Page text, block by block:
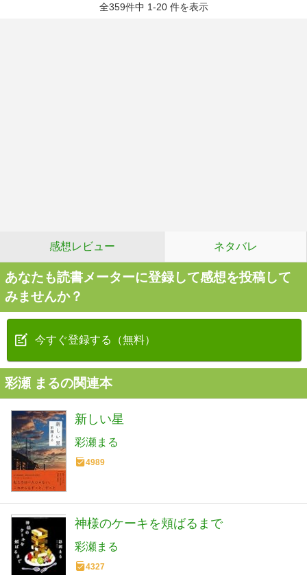
全359件中 1-20 件を表示
感想レビュー ネタバレ
あなたも読書メーターに登録して感想を投稿して
みませんか？
今すぐ登録する（無料）
彩瀬 まるの関連本
新しい星
彩瀬まる
4989
神様のケーキを頬ばるまで
彩瀬まる
4327